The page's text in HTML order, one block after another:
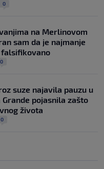
0
na Merlinovom
sam da je najmanje
falsifikovano
0
suze najavila pauzu u
pojasnila zašto
života
0